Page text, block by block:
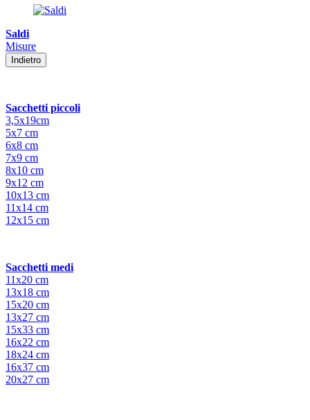
Saldi
Misure
Indietro
Sacchetti piccoli
3,5x19cm
5x7 cm
6x8 cm
7x9 cm
8x10 cm
9x12 cm
10x13 cm
11x14 cm
12x15 cm
Sacchetti medi
11x20 cm
13x18 cm
15x20 cm
13x27 cm
15x33 cm
16x22 cm
18x24 cm
16x37 cm
20x27 cm